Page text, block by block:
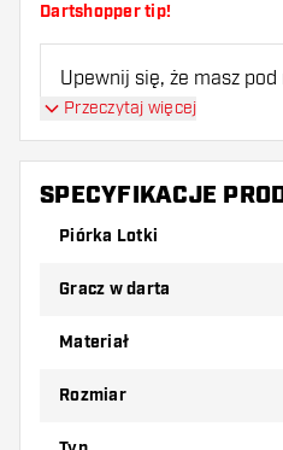
Dartshopper tip!
Upewnij się, że masz
shaftów. Mogą one
złamane w wyniku
Wypróbuj inny kształt,
piórek, aby dowiedzieć
Przeczytaj więcej
SPECYFIKACJE
Piórka Lotki
Gracz w darta
Materiał
Rozmiar